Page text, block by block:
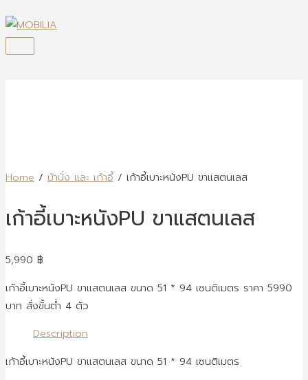
Skip
to
Main
Menu
Home / ม้านั่ง และ เก้าอี้/ เก้าอี้เบาะหนังPU ขาแสตนเลส
เก้าอี้เบาะหนังPU ขาแสตนเลส
5,990 ฿
เก้าอี้เบาะหนังPU ขาแสตนเลส ขนาด 51 * 94 เซนติเมตร ราคา 5990
บาท สั่งขั้นตํ่า 4 ตัว
Description
เก้าอี้เบาะหนังPU ขาแสตนเลส ขนาด 51 * 94 เซนติเมตร